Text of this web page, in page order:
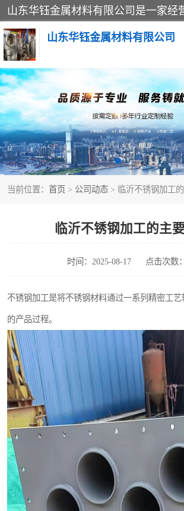
山东华钰金属材料有限公司
当前位置： 首页 > 公司动态 > 临沂不锈钢加工
临沂不锈钢加工的主
时间：2025-08-17 点击次数
不锈钢加工是将不锈钢材料通过一系列精密工
的产品过程。
不锈钢管
管件标准件
不锈钢人孔
不锈钢角钢
不锈钢板